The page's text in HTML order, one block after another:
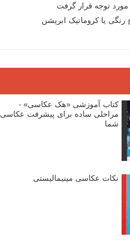
توجه قرار گرفت
یا کروماتیک ابریشن
کتاب آموزشی «هک عکاسی» -
مراحلی ساده برای پیشرفت عکاسی
شما
نکات عکاسی مینیمالیستی